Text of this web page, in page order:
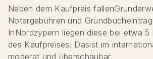
Neben dem Kaufpreis
Notargebühren und
InNordzypern liegen diese bei etwa 5
des Kaufpreises. Dasist im
moderat und überschaubar.